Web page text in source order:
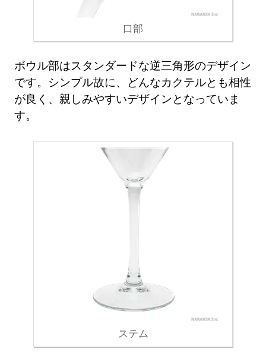
口部
ボウル部はスタンダードな逆三角形のデザイン
です。シンプル故に、どんなカクテルとも相性
が良く、親しみやすいデザインとなっていま
す。
ステム